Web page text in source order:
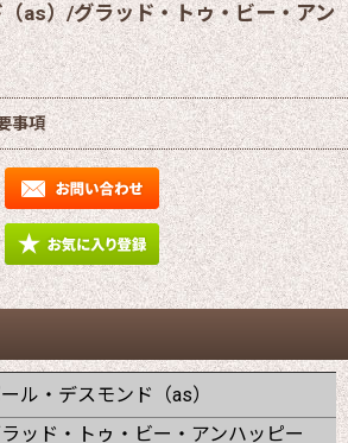
as）/グラッド・トゥ・ビー・アン
事項
ル・デスモンド（as）
ッド・トゥ・ビー・アンハッピー